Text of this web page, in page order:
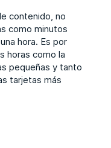
contenido, no
como minutos
hora. Es por
horas como la
pequeñas y tanto
tarjetas más